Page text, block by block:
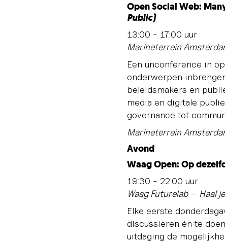
Open Social Web:
Public)
13:00 - 17:00 uur
Marineterrein
Een unconference in
onderwerpen
beleidsmakers en
media en digitale
governance tot
Marineterrein
Avond
Waag Open: Op
19:30 - 22:00 uur
Waag Futurelab– Haal
Elke eerste
discussiëren én te
uitdaging de